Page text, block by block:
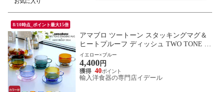
8/10時点_ポイント最大15倍
アマブロ ツートーン スタッキングマグ＆
ヒートプルーフ ディッシュ TWO TONE ST
ACKING MUG HEAT-PROOF DISH amabro
カップ＆ソーサー マグカップ プレート ギ
フト 結婚祝い プレゼント 贈り物 【食器
カトラリー】【ギフト】
イエロー×ブルー
4,400円
40
輸入洋食器の専門店イデール